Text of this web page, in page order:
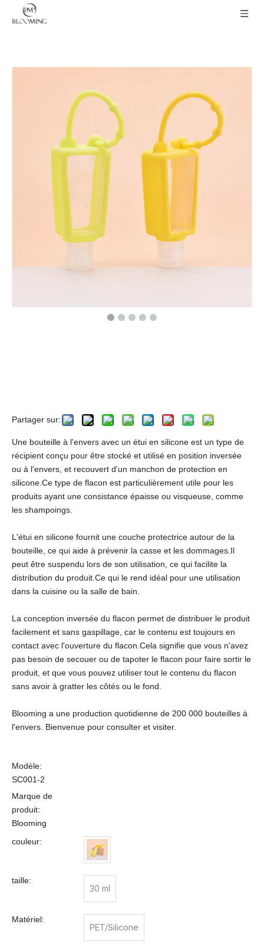
Partager sur:
Une bouteille à l'envers avec un étui en silicone est un type de
récipient conçu pour être stocké et utilisé en position inversée
ou à l'envers, et recouvert d'un manchon de protection en
silicone.Ce type de flacon est particulièrement utile pour les
produits ayant une consistance épaisse ou visqueuse, comme
les shampoings.
L'étui en silicone fournit une couche protectrice autour de la
bouteille, ce qui aide à prévenir la casse et les dommages.Il
peut être suspendu lors de son utilisation, ce qui facilite la
distribution du produit.Ce qui le rend idéal pour une utilisation
dans la cuisine ou la salle de bain.
La conception inversée du flacon permet de distribuer le produit
facilement et sans gaspillage, car le contenu est toujours en
contact avec l'ouverture du flacon.Cela signifie que vous n'avez
pas besoin de secouer ou de tapoter le flacon pour faire sortir le
produit, et que vous pouvez utiliser tout le contenu du flacon
sans avoir à gratter les côtés ou le fond.
Blooming a une production quotidienne de 200 000 bouteilles à
l'envers. Bienvenue pour consulter et visiter.
Modèle:
SC001-2
Marque de
produit:
Blooming
couleur:
taille:
30 ml
Matériel:
PET/Silicone